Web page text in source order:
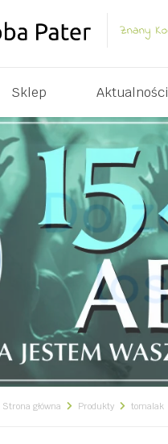
Sklep Aktualności
Strona główna Produkty tomalak